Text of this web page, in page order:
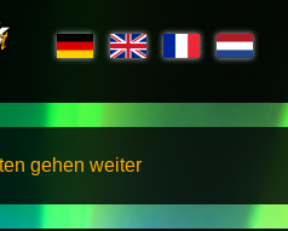
gehen weiter